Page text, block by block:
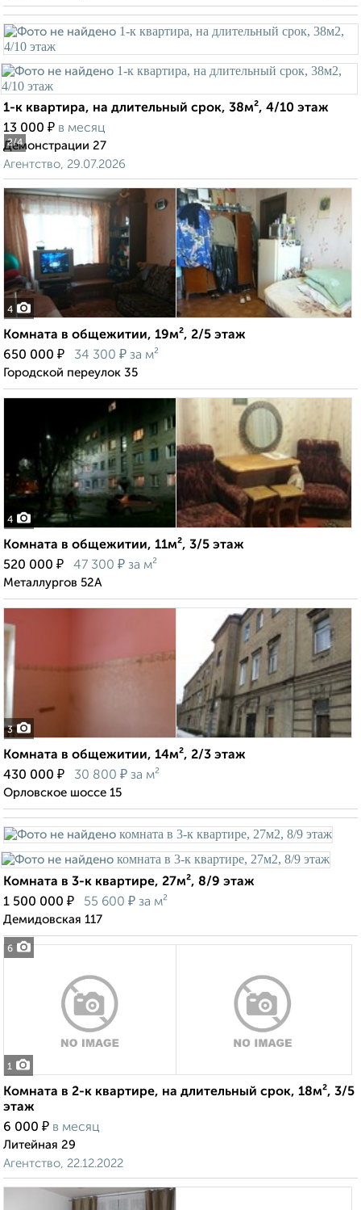
2/4
1-к квартира, на длительный срок, 38м², 4/10 этаж
13 000 ₽ в месяц
Демонстрации 27
Агентство, 29.07.2026
4
Комната в общежитии, 19м², 2/5 этаж
650 000 ₽ 34 300 ₽ за м²
Городской переулок 35
4
Комната в общежитии, 11м², 3/5 этаж
520 000 ₽ 47 300 ₽ за м²
Металлургов 52А
3
Комната в общежитии, 14м², 2/3 этаж
430 000 ₽ 30 800 ₽ за м²
Орловское шоссе 15
6
Комната в 3-к квартире, 27м², 8/9 этаж
1 500 000 ₽ 55 600 ₽ за м²
Демидовская 117
1
Комната в 2-к квартире, на длительный срок, 18м², 3/5
этаж
6 000 ₽ в месяц
Литейная 29
Агентство, 22.12.2022